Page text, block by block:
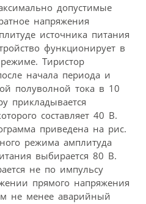
допустимые
напряжения
источника питания
функционирует в
Тиристор
начала периода и
полуволной тока в 10
прикладывается
составляет 40 В.
приведена на рис.
режима амплитуда
выбирается 80 В.
не по импульсу
прямого напряжения
не менее аварийный